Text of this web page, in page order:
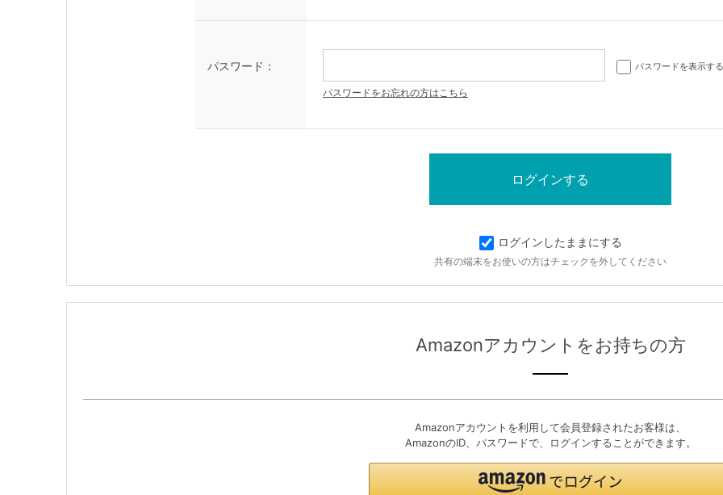
パスワード： パスワードを表示する
パスワードをお忘れの方はこちら
ログインしたままにする
共有の端末をお使いの方はチェックを外してください
Amazonアカウントをお持ちの方
Amazonアカウントを利用して会員登録されたお客様は、
AmazonのID、パスワードで、ログインすることができます。